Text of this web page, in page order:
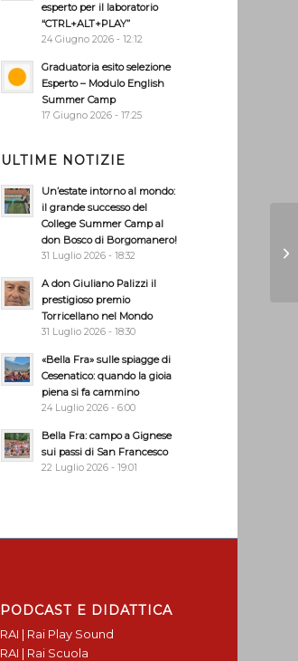
esperto per il laboratorio
“CTRL+ALT+PLAY”
24 Giugno 2026 - 12:12
Graduatoria esito selezione
Esperto – Modulo English
Summer Camp
17 Giugno 2026 - 17:25
ULTIME NOTIZIE
Un’estate intorno al mondo:
il grande successo del
College Summer Camp al
don Bosco di Borgomanero!
31 Luglio 2026 - 18:32
A don Giuliano Palizzi il
prestigioso premio
Torricellano nel Mondo
31 Luglio 2026 - 18:30
«Bella Fra» sulle spiagge di
Cesenatico: quando la gioia
piena si fa cammino
24 Luglio 2026 - 6:00
Bella Fra: campo a Gignese
sui passi di San Francesco
22 Luglio 2026 - 19:01
PODCAST E DIDATTICA
RAI | Rai Play Sound
RAI | Rai Scuola